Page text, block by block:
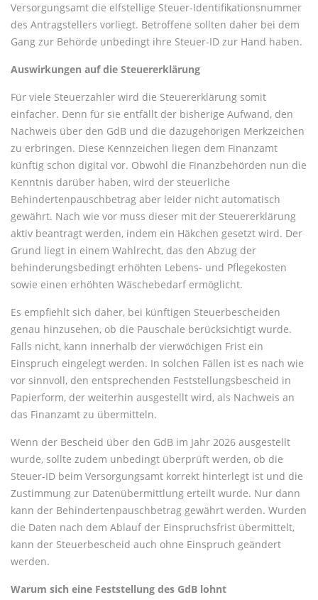
Versorgungsamt die elfstellige Steuer-Identifikationsnummer
des Antragstellers vorliegt. Betroffene sollten daher bei dem
Gang zur Behörde unbedingt ihre Steuer-ID zur Hand haben.
Auswirkungen auf die Steuererklärung
Für viele Steuerzahler wird die Steuererklärung somit
einfacher. Denn für sie entfällt der bisherige Aufwand, den
Nachweis über den GdB und die dazugehörigen Merkzeichen
zu erbringen. Diese Kennzeichen liegen dem Finanzamt
künftig schon digital vor. Obwohl die Finanzbehörden nun die
Kenntnis darüber haben, wird der steuerliche
Behindertenpauschbetrag aber leider nicht automatisch
gewährt. Nach wie vor muss dieser mit der Steuererklärung
aktiv beantragt werden, indem ein Häkchen gesetzt wird. Der
Grund liegt in einem Wahlrecht, das den Abzug der
behinderungsbedingt erhöhten Lebens- und Pflegekosten
sowie einen erhöhten Wäschebedarf ermöglicht.
Es empfiehlt sich daher, bei künftigen Steuerbescheiden
genau hinzusehen, ob die Pauschale berücksichtigt wurde.
Falls nicht, kann innerhalb der vierwöchigen Frist ein
Einspruch eingelegt werden. In solchen Fällen ist es nach wie
vor sinnvoll, den entsprechenden Feststellungsbescheid in
Papierform, der weiterhin ausgestellt wird, als Nachweis an
das Finanzamt zu übermitteln.
Wenn der Bescheid über den GdB im Jahr 2026 ausgestellt
wurde, sollte zudem unbedingt überprüft werden, ob die
Steuer-ID beim Versorgungsamt korrekt hinterlegt ist und die
Zustimmung zur Datenübermittlung erteilt wurde. Nur dann
kann der Behindertenpauschbetrag gewährt werden. Wurden
die Daten nach dem Ablauf der Einspruchsfrist übermittelt,
kann der Steuerbescheid auch ohne Einspruch geändert
werden.
Warum sich eine Feststellung des GdB lohnt